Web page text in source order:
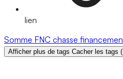
lien
Somme FNC chasse
Afficher plus de tags Cacher les tags (